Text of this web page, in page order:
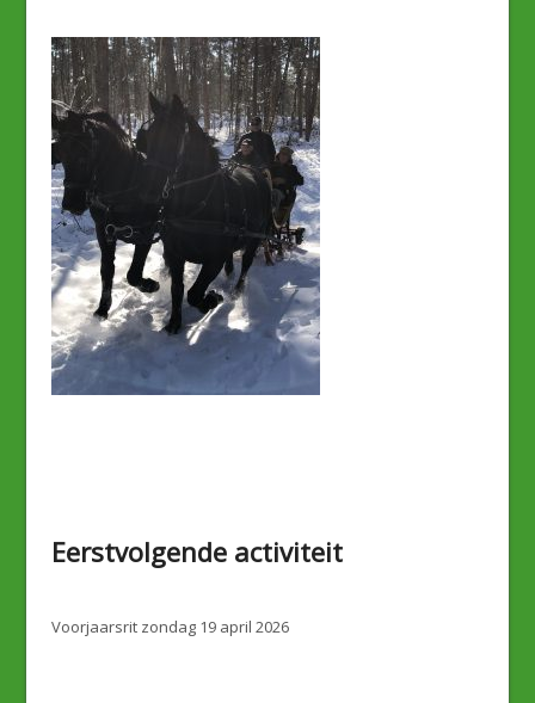
Eerstvolgende activiteit
Voorjaarsrit zondag 19 april 2026